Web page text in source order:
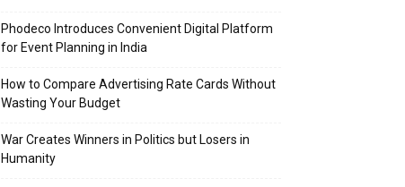
Phodeco Introduces Convenient Digital Platform
for Event Planning in India
How to Compare Advertising Rate Cards Without
Wasting Your Budget
War Creates Winners in Politics but Losers in
Humanity